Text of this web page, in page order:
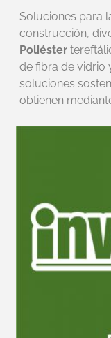
Soluciones para
construcción,
Poliéster
de fibra de vidrio
soluciones
obtienen